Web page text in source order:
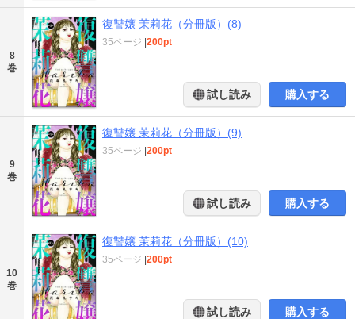
8
巻
復讐嬢 茉莉花（分冊版）(8)
35ページ 200pt
試し読み 購入する
9
巻
復讐嬢 茉莉花（分冊版）(9)
35ページ 200pt
試し読み 購入する
10
巻
復讐嬢 茉莉花（分冊版）(10)
35ページ 200pt
試し読み 購入する